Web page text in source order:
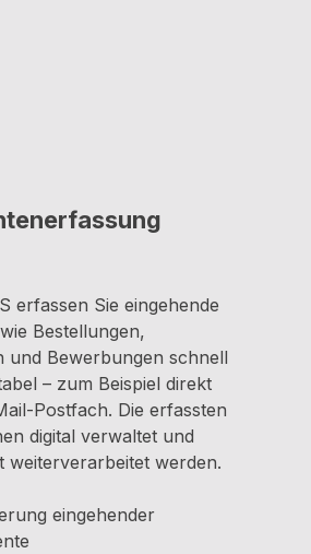
erfassen Sie eingehende
Bestellungen,
und Bewerbungen schnell
– zum Beispiel direkt
Postfach. Die erfassten
digital verwaltet und
weiterverarbeitet werden.
eingehender